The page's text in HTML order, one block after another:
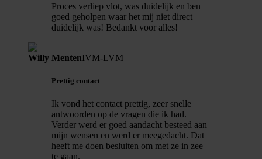
Proces verliep vlot, was duidelijk en ben
goed geholpen waar het mij niet direct
duidelijk was! Bedankt voor alles!
Willy MentenIVM-LVM
Prettig contact
Ik vond het contact prettig, zeer snelle
antwoorden op de vragen die ik had.
Verder werd er goed aandacht besteed aan
mijn wensen en werd er meegedacht. Dat
heeft me doen besluiten om met ze in zee
te gaan.